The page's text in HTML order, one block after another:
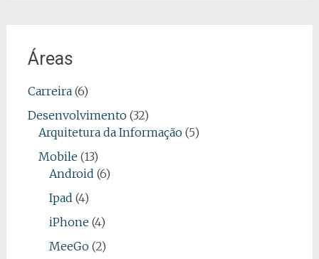
Áreas
Carreira(6)
Desenvolvimento(32)
Arquitetura da Informação(5)
Mobile (13)
Android (6)
Ipad (4)
iPhone (4)
MeeGo(2)